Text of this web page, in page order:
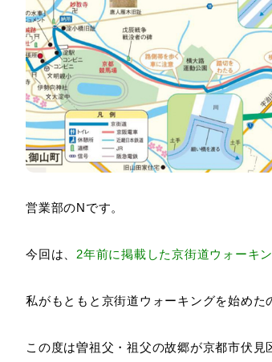
営業部のNです。
今回は、 2年前に掲載した京街道ウォーキ
私がもともと京街道ウォーキングを始め
この度は曽祖父・祖父の故郷が京都市伏